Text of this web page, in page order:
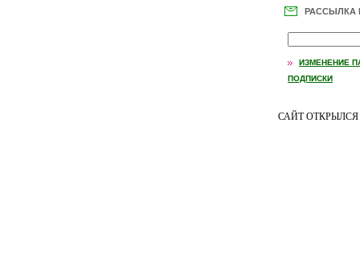
РАССЫЛКА
ИЗМЕНЕНИЕ
ПОДПИСКИ
САЙТ ОТКРЫЛСЯ